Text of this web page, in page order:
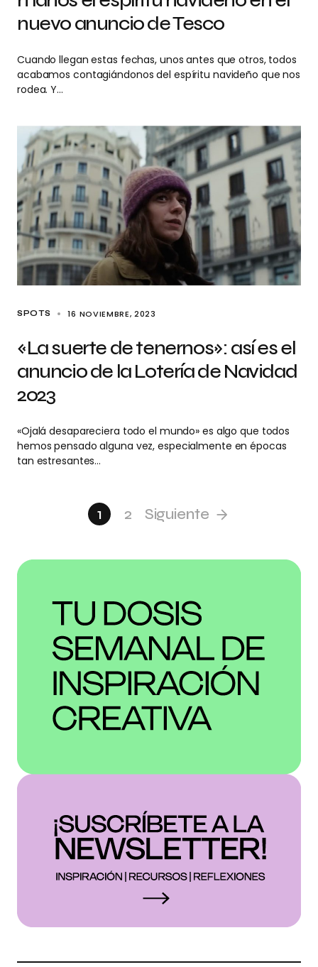
nuevo anuncio de Tesco
Cuando llegan estas fechas, unos antes que otros, todos
acabamos contagiándonos del espíritu navideño que nos
rodea. Y…
SPOTS 16 NOVIEMBRE, 2023
«La suerte de tenernos»: así es el
anuncio de la Lotería de Navidad
2023
«Ojalá desapareciera todo el mundo» es algo que todos
hemos pensado alguna vez, especialmente en épocas
tan estresantes…
1 2 Siguiente